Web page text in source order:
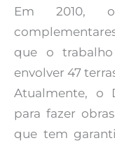
Em 2010,
que o
envolver 47
Atualmente, o
para fazer
que tem